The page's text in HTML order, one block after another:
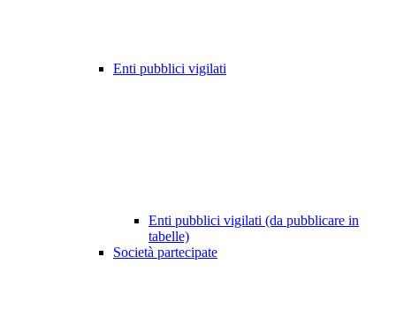
Enti pubblici vigilati
Enti pubblici vigilati (da pubblicare in
tabelle)
Società partecipate